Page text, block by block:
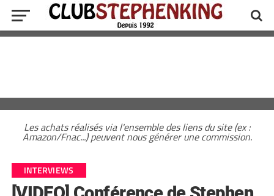
Les achats réalisés via l'ensemble des liens du site (ex :
Amazon/Fnac...) peuvent nous générer une commission.
INTERVIEWS